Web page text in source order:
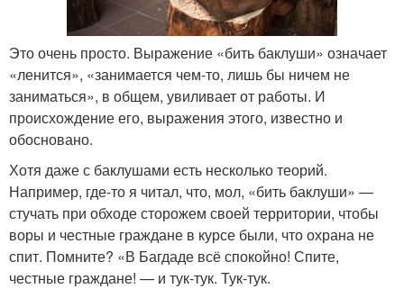
Это очень просто. Выражение «бить баклуши» означает
«ленится», «занимается чем-то, лишь бы ничем не
заниматься», в общем, увиливает от работы. И
происхождение его, выражения этого, известно и
обосновано.
Хотя даже с баклушами есть несколько теорий.
Например, где-то я читал, что, мол, «бить баклуши» —
стучать при обходе сторожем своей территории, чтобы
воры и честные граждане в курсе были, что охрана не
спит. Помните? «В Багдаде всё спокойно! Спите,
честные граждане! — и тук-тук. Тук-тук.